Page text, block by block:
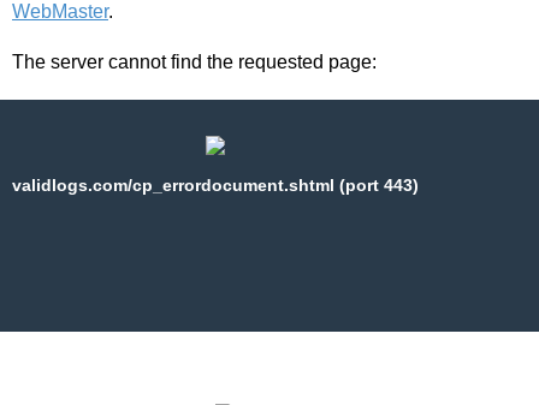
WebMaster.
The server cannot find the requested page:
validlogs.com/cp_errordocument.shtml (port 443)